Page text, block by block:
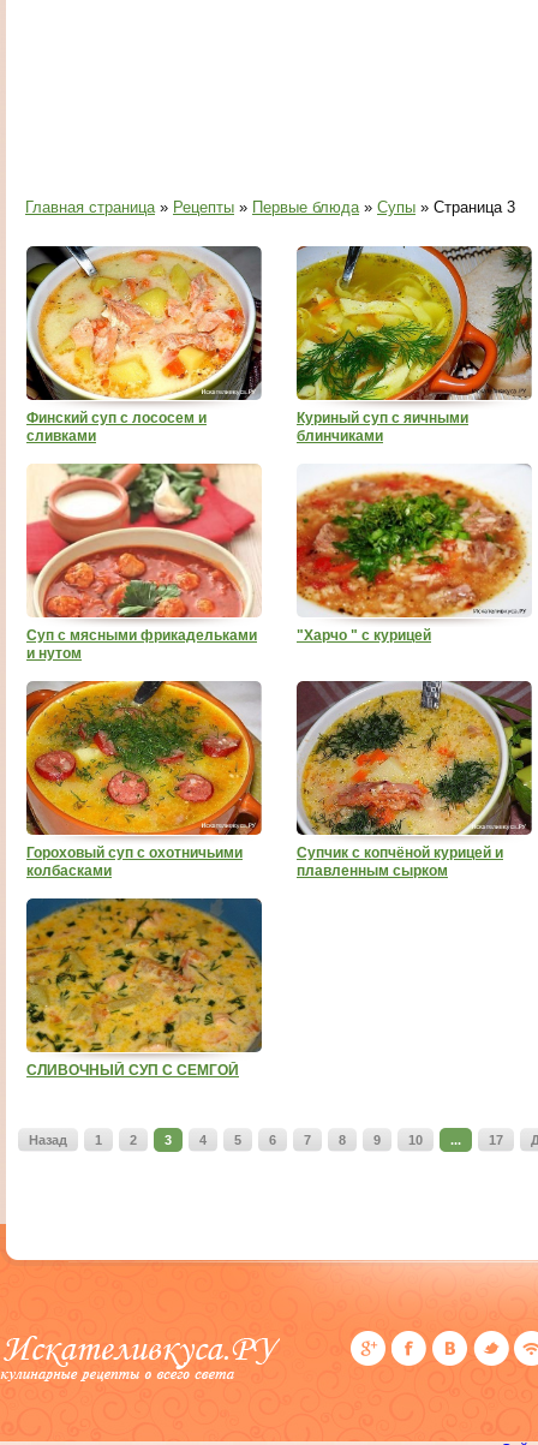
Главная страница» Рецепты » Первые блюда» Супы » Страница 3
Финский суп с лососем и
сливками
Куриный суп с яичными
блинчиками
Суп с мясными фрикадельками
и нутом
"Харчо " с курицей
Гороховый суп с охотничьими
колбасками
Cупчик с копчёной курицей и
плавленным сырком
СЛИВОЧНЫЙ СУП С СЕМГОЙ
Назад 1 2 3 4 5 6 7 8 9 10 ... 17